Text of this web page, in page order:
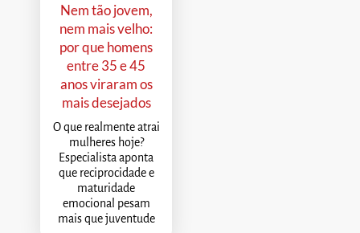
Nem tão jovem,
nem mais velho:
por que homens
entre 35 e 45
anos viraram os
mais desejados
O que realmente atrai
mulheres hoje?
Especialista aponta
que reciprocidade e
maturidade
emocional pesam
mais que juventude